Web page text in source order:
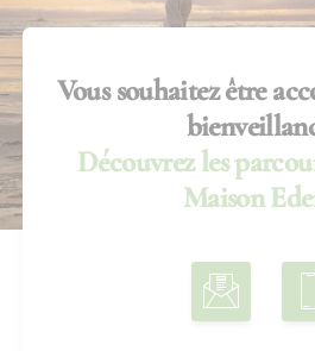
Vous souhaitez être
Découvrez les
Maison